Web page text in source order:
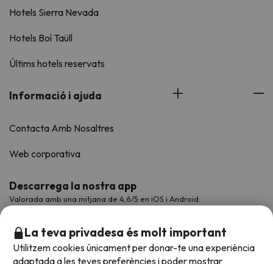
Hotels Sierra Nevada
Hotels Boí Taüll
Últims hotels reservats
Informació i ajuda
Contacta Amb Nosaltres
Web corporativa
Descarrega la nostra app
Valorada amb una mitjana de 4,6/5 en iOS i Android.
La teva privadesa és molt important
Utilitzem cookies únicament per donar-te una experiència
adaptada a les teves preferències i poder mostrar